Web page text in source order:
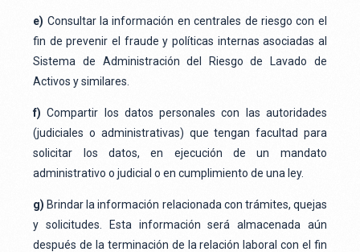
e) Consultar la información en centrales de riesgo con el
fin de prevenir el fraude y políticas internas asociadas al
Sistema de Administración del Riesgo de Lavado de
Activos y similares.
f) Compartir los datos personales con las autoridades
(judiciales o administrativas) que tengan facultad para
solicitar los datos, en ejecución de un mandato
administrativo o judicial o en cumplimiento de una ley.
g) Brindar la información relacionada con trámites, quejas
y solicitudes. Esta información será almacenada aún
después de la terminación de la relación laboral con el fin